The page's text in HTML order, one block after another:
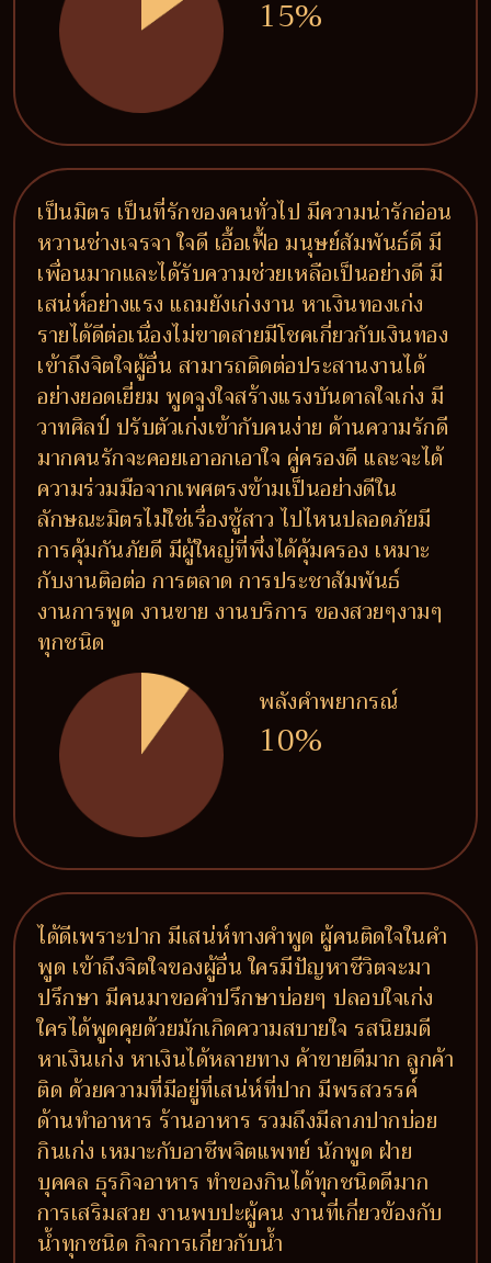
15%
เป็นมิตร เป็นที่รักของคนทั่วไป มีความน่ารักอ่อน
หวานช่างเจรจา ใจดี เอื้อเฟื้อ มนุษย์สัมพันธ์ดี มี
เพื่อนมากและได้รับความช่วยเหลือเป็นอย่างดี มี
เสน่ห์อย่างแรง แถมยังเก่งงาน หาเงินทองเก่ง
รายได้ดีต่อเนื่องไม่ขาดสายมีโชคเกี่ยวกับเงินทอง
เข้าถึงจิตใจผู้อื่น สามารถติดต่อประสานงานได้
อย่างยอดเยี่ยม พูดจูงใจสร้างแรงบันดาลใจเก่ง มี
วาทศิลป์ ปรับตัวเก่งเข้ากับคนง่าย ด้านความรักดี
มากคนรักจะคอยเอาอกเอาใจ คู่ครองดี และจะได้
ความร่วมมือจากเพศตรงข้ามเป็นอย่างดีใน
ลักษณะมิตรไม่ใช่เรื่องชู้สาว ไปไหนปลอดภัยมี
การคุ้มกันภัยดี มีผู้ใหญ่ที่พึ่งได้คุ้มครอง เหมาะ
กับงานติอต่อ การตลาด การประชาสัมพันธ์
งานการพูด งานขาย งานบริการ ของสวยๆงามๆ
ทุกชนิด
พลังคำพยากรณ์
10%
ได้ดีเพราะปาก มีเสน่ห์ทางคำพูด ผู้คนติดใจในคำ
พูด เข้าถึงจิตใจของผู้อื่น ใครมีปัญหาชีวิตจะมา
ปรึกษา มีคนมาขอคำปรึกษาบ่อยๆ ปลอบใจเก่ง
ใครได้พูดคุยด้วยมักเกิดความสบายใจ รสนิยมดี
หาเงินเก่ง หาเงินได้หลายทาง ค้าขายดีมาก ลูกค้า
ติด ด้วยความที่มีอยู่ที่เสน่ห์ที่ปาก มีพรสวรรค์
ด้านทำอาหาร ร้านอาหาร รวมถึงมีลาภปากบ่อย
กินเก่ง เหมาะกับอาชีพจิตแพทย์ นักพูด ฝ่าย
บุคคล ธุรกิจอาหาร ทำของกินได้ทุกชนิดดีมาก
การเสริมสวย งานพบปะผู้คน งานที่เกี่ยวข้องกับ
น้ำทุกชนิด กิจการเกี่ยวกับน้ำ